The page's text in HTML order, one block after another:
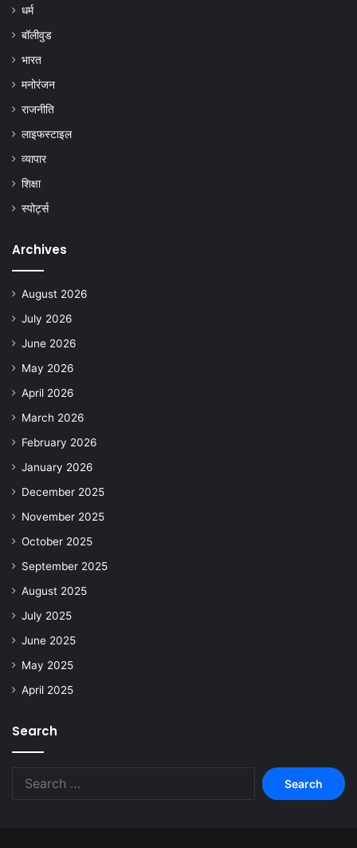
धर्म
बॉलीवुड
भारत
मनोरंजन
राजनीति
लाइफस्टाइल
व्यापार
शिक्षा
स्पोर्ट्स
Archives
August 2026
July 2026
June 2026
May 2026
April 2026
March 2026
February 2026
January 2026
December 2025
November 2025
October 2025
September 2025
August 2025
July 2025
June 2025
May 2025
April 2025
Search